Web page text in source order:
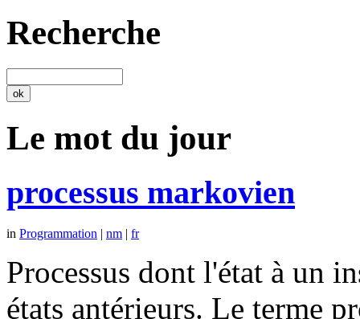
Recherche
Le mot du jour
processus markovien
in Programmation | nm | fr
Processus dont l'état à un
états antérieurs. Le terme